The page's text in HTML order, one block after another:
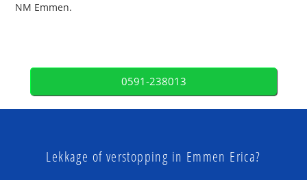
NM Emmen.
0591-238013
Lekkage of verstopping in Emmen Erica?